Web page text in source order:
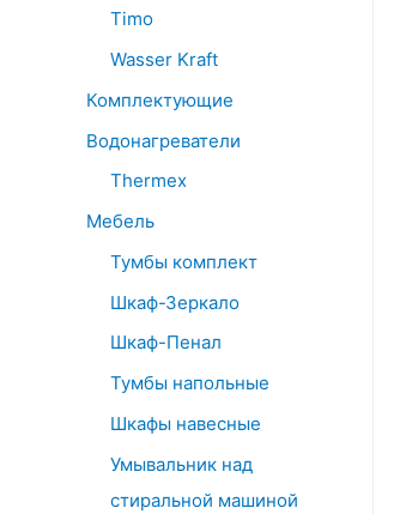
Timo
Wasser Kraft
Комплектующие
Водонагреватели
Thermex
Мебель
Тумбы комплект
Шкаф-Зеркало
Шкаф-Пенал
Тумбы напольные
Шкафы навесные
Умывальник над
стиральной машиной